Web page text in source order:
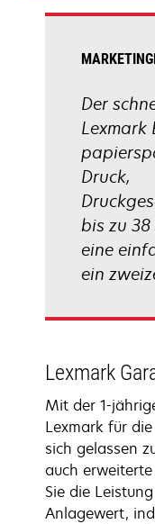
Registerkarte
Der
Lexmark
Druck,
bis zu
eine
ein
Lexmark
Mit der 1-
Lexmark für
sich gelassen
auch
Sie die
Anlagewert,